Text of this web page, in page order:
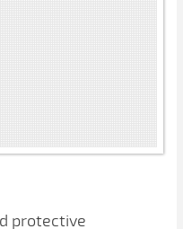
protective